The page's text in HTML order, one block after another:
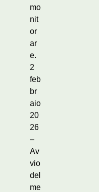
mo
nit
or
ar
e.
2
feb
br
aio
20
26
–
Av
vio
del
me